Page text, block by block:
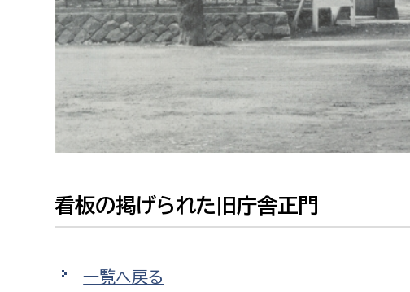
ペット
保険課
健康づくり課
建設部
建設政策課
国県事業推進課
道水路整備課
建築課
会計管理者
出納室
看板の掲げられた旧庁舎正門
一覧へ戻る